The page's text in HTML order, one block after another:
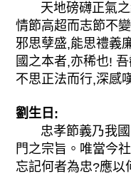
天地磅礴正氣
情節高超而志節不
邪思孽盛,能思禮義
國之本者,亦稀也!
不思正法而行,深感
劉生日 :
忠孝節義乃我
門之宗旨。唯當今
忘記何者為忠?應以